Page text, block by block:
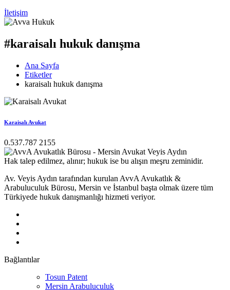
İletişim
#karaisalı hukuk danışma
Ana Sayfa
Etiketler
karaisalı hukuk danışma
Karaisalı Avukat
0.537.787 2155
Hak talep edilmez, alınır; hukuk ise bu alışın meşru zeminidir.
Av. Veyis Aydın tarafından kurulan AvvA Avukatlık &
Arabuluculuk Bürosu, Mersin ve İstanbul başta olmak üzere tüm
Türkiyede hukuk danışmanlığı hizmeti veriyor.
Bağlantılar
Tosun Patent
Mersin Arabuluculuk